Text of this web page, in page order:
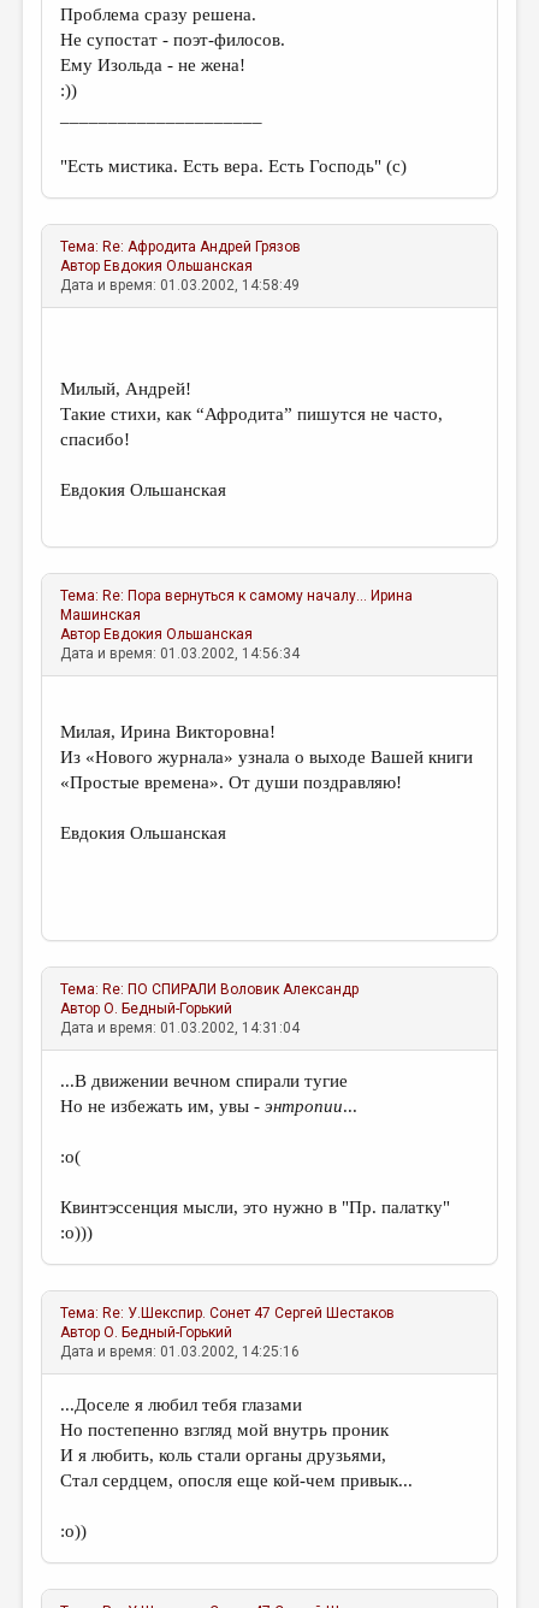
Проблема сразу решена.
Не супостат - поэт-филосов.
Ему Изольда - не жена!
:))
"Есть мистика. Есть вера. Есть Господь" (с)
Тема: Re: Афродита Андрей Грязов
Автор Евдокия Ольшанская
Дата и время: 01.03.2002, 14:58:49
Милый, Андрей!
Такие стихи, как “Афродита” пишутся не часто,
спасибо!
Евдокия Ольшанская
Тема: Re: Пора вернуться к самому началу... Ирина
Машинская
Автор Евдокия Ольшанская
Дата и время: 01.03.2002, 14:56:34
Милая, Ирина Викторовна!
Из «Нового журнала» узнала о выходе Вашей книги
«Простые времена». От души поздравляю!
Евдокия Ольшанская
Тема: Re: ПО СПИРАЛИ Воловик Александр
АвторО. Бедный-Горький
Дата и время: 01.03.2002, 14:31:04
...В движении вечном спирали тугие
Но не избежать им, увы -энтропии...
:о(
Квинтэссенция мысли, это нужно в "Пр. палатку"
:о)))
Тема: Re: У.Шекспир. Сонет 47 Сергей Шестаков
АвторО. Бедный-Горький
Дата и время: 01.03.2002, 14:25:16
...Доселе я любил тебя глазами
Но постепенно взгляд мой внутрь проник
И я любить, коль стали органы друзьями,
Стал сердцем, опосля еще кой-чем привык...
:о))